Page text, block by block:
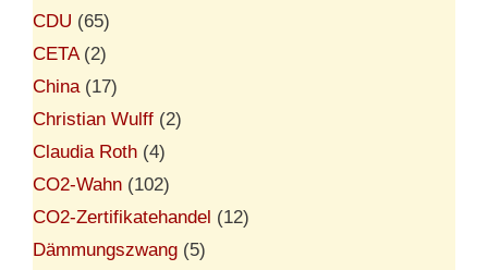
CDU (65)
CETA(2)
China(17)
Christian Wulff (2)
Claudia Roth (4)
CO2-Wahn (102)
CO2-Zertifikatehandel (12)
Dämmungszwang (5)